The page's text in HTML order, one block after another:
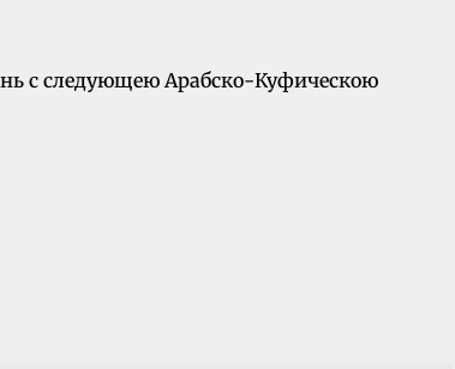
с следующею Арабско-Куфическою